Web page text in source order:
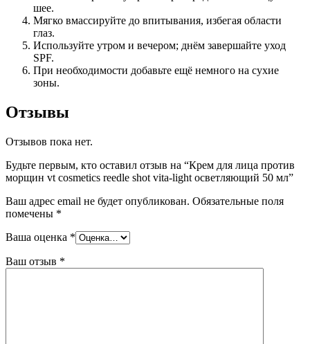
шее.
Мягко вмассируйте до впитывания, избегая области
глаз.
Используйте утром и вечером; днём завершайте уход
SPF.
При необходимости добавьте ещё немного на сухие
зоны.
Отзывы
Отзывов пока нет.
Будьте первым, кто оставил отзыв на “Крем для лица против
морщин vt cosmetics reedle shot vita-light осветляющий 50 мл”
Ваш адрес email не будет опубликован. Обязательные поля
помечены *
Ваша оценка *
Ваш отзыв *